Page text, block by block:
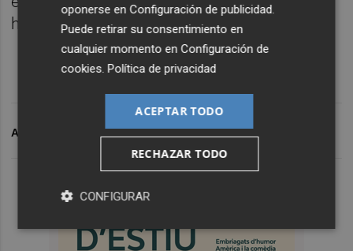
hay emoción y activismo a partes iguales.
ARCHIVADO EN ESTRENOS DE CINE
oponerse enConfiguración de publicidad
Puede retirar su consentimiento en
cualquier momento enConfiguración de
cookies .Política de privacidad
ACEPTAR TODO
RECHAZAR TODO
CONFIGURAR